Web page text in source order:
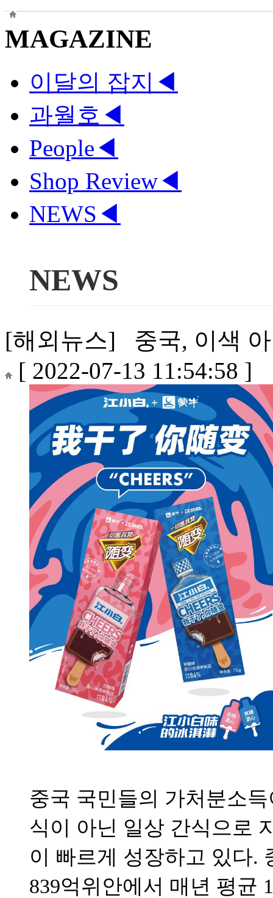
MAGAZINE
이달의 잡지 ◀
과월호 ◀
People◀
Shop Review◀
NEWS ◀
NEWS
[해외뉴스] 중국, 이색
[ 2022-07-13 11:54:58 ]
중국 국민들의 가처분소
식이 아닌 일상 간식으로
이 빠르게 성장하고 있다.
839억위안에서 매년 평균